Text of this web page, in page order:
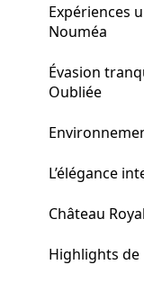
Expériences
Nouméa
Évasion
Oubliée
L’élégance
Château
Highlights de